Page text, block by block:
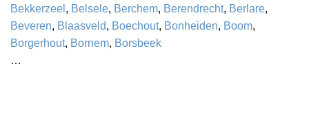
Bekkerzeel , Belsele, Berchem, Berendrecht, Berlare,
Beveren, Blaasveld, Boechout, Bonheiden, Boom,
Borgerhout, Bornem, Borsbeek
…